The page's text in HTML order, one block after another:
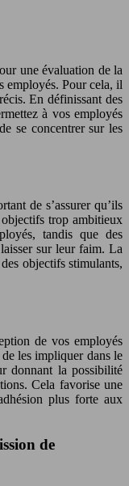
une évaluation de la
employés. Pour cela, il
En définissant des
à vos employés
se concentrer sur les
de s’assurer qu’ils
trop ambitieux
tandis que des
sur leur faim. La
objectifs stimulants,
de vos employés
les impliquer dans le
donnant la possibilité
Cela favorise une
plus forte aux
de